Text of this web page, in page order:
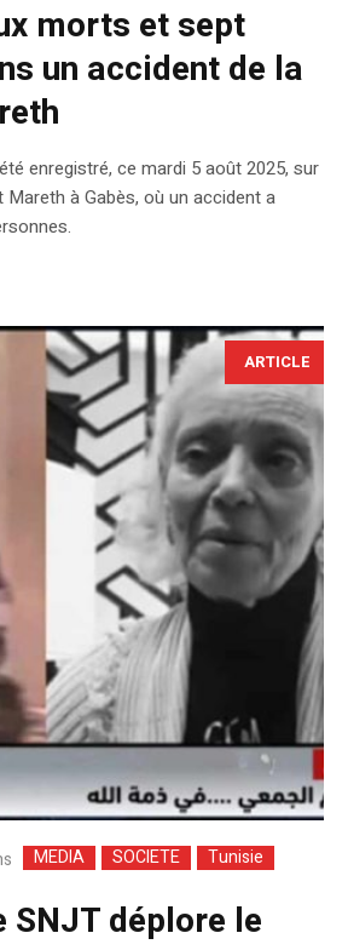
morts et sept
un accident de la
enregistré, ce mardi 5 août 2025, sur
à Gabès, où un accident a
ARTICLE
MEDIA SOCIETE Tunisie
SNJT déplore le